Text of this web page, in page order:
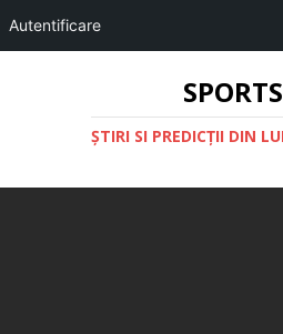
Autentificare
ŞTIRI SI PREDICŢII DIN